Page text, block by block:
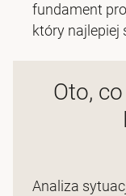
fundament
który najlepiej
Oto,
Analiza